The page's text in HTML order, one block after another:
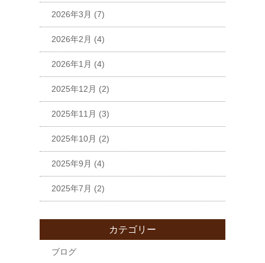
2026年3月 (7)
2026年2月 (4)
2026年1月 (4)
2025年12月 (2)
2025年11月 (3)
2025年10月 (2)
2025年9月 (4)
2025年7月 (2)
カテゴリー
ブログ